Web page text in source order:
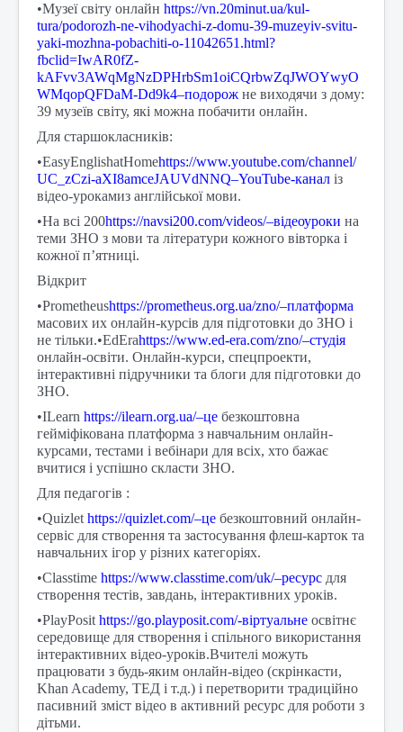
•Музеї світу онлайн https://vn.20minut.ua/kul-
tura/podorozh-ne-vihodyachi-z-domu-39-muzeyiv-svitu-
yaki-mozhna-pobachiti-o-11042651.html?
fbclid=IwAR0fZ-
kAFvv3AWqMgNzDPHrbSm1oiCQrbwZqJWOYwyO
WMqopQFDaM-Dd9k4–подорож не виходячи з дому:
39 музеїв світу, які можна побачити онлайн.
Для старшокласників:
•EasyEnglishatHomehttps://www.youtube.com/channel/
UC_zCzi-aXI8amceJAUVdNNQ–YouTube-канал із
відео-урокамиз англійської мови.
•На всі 200https://navsi200.com/videos/–відеоуроки на
теми ЗНО з мови та літератури кожного вівторка і
кожної п’ятниці.
Відкрит
•Prometheushttps://prometheus.org.ua/zno/–платформа
масових их онлайн-курсів для підготовки до ЗНО і
не тільки.•EdErahttps://www.ed-era.com/zno/–студія
онлайн-освіти. Онлайн-курси, спецпроекти,
інтерактивні підручники та блоги для підготовки до
ЗНО.
•ILearn https://ilearn.org.ua/–це безкоштовна
гейміфікована платформа з навчальним онлайн-
курсами, тестами і вебінари для всіх, хто бажає
вчитися і успішно скласти ЗНО.
Для педагогів :
•Quizlet https://quizlet.com/–це безкоштовний онлайн-
сервіс для створення та застосування флеш-карток та
навчальних ігор у різних категоріях.
•Classtime https://www.classtime.com/uk/–ресурс для
створення тестів, завдань, інтерактивних уроків.
•PlayPosit https://go.playposit.com/-віртуальне освітнє
середовище для створення і спільного використання
інтерактивних відео-уроків.Вчителі можуть
працювати з будь-яким онлайн-відео (скрінкасти,
Khan Academy, ТЕД і т.д.) і перетворити традиційно
пасивний зміст відео в активний ресурс для роботи з
дітьми.